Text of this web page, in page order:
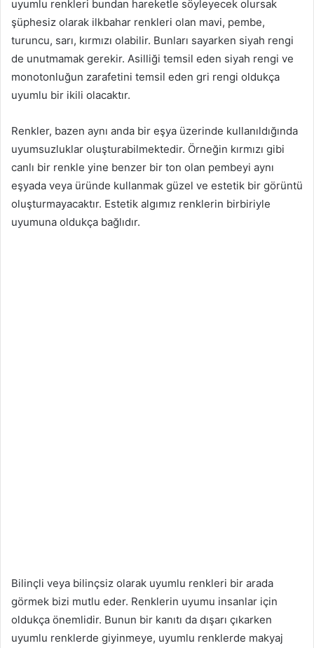
uyumlu renkleri bundan hareketle söyleyecek olursak
şüphesiz olarak ilkbahar renkleri olan mavi, pembe,
turuncu, sarı, kırmızı olabilir. Bunları sayarken siyah rengi
de unutmamak gerekir. Asilliği temsil eden siyah rengi ve
monotonluğun zarafetini temsil eden gri rengi oldukça
uyumlu bir ikili olacaktır.
Renkler, bazen aynı anda bir eşya üzerinde kullanıldığında
uyumsuzluklar oluşturabilmektedir. Örneğin kırmızı gibi
canlı bir renkle yine benzer bir ton olan pembeyi aynı
eşyada veya üründe kullanmak güzel ve estetik bir görüntü
oluşturmayacaktır. Estetik algımız renklerin birbiriyle
uyumuna oldukça bağlıdır.
Bilinçli veya bilinçsiz olarak uyumlu renkleri bir arada
görmek bizi mutlu eder. Renklerin uyumu insanlar için
oldukça önemlidir. Bunun bir kanıtı da dışarı çıkarken
uyumlu renklerde giyinmeye, uyumlu renklerde makyaj